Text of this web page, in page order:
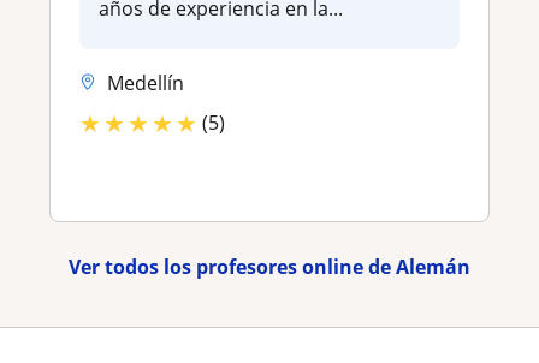
años de experiencia en la...
Medellín
★★★★★ (5)
Ver todos los profesores online de Alemán